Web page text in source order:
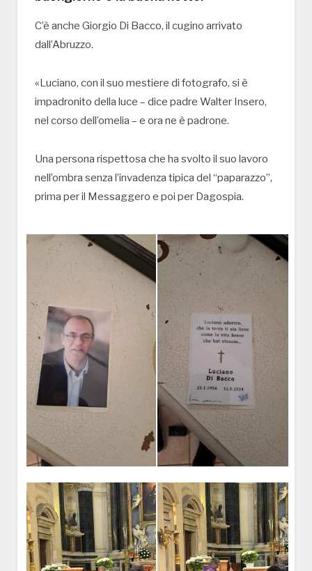
C’è anche Giorgio Di Bacco, il cugino arrivato
dall’Abruzzo.
«Luciano, con il suo mestiere di fotografo, si è
impadronito della luce – dice padre Walter Insero,
nel corso dell’omelia – e ora ne è padrone.
Una persona rispettosa che ha svolto il suo lavoro
nell’ombra senza l’invadenza tipica del “paparazzo”,
prima per il Messaggero e poi per Dagospia.